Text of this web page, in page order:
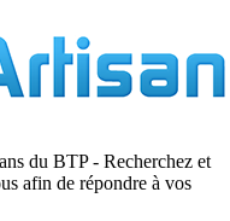
du BTP - Recherchez et
afin de répondre à vos